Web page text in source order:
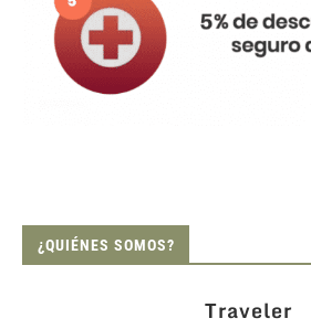
¿QUIÉNES SOMOS?
Traveler